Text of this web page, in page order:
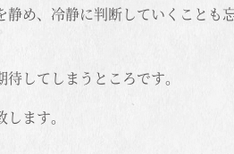
め、冷静に判断していくことも
してしまうところです。
ます。